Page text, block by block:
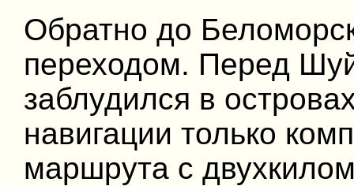
Обратно до
переходом. Перед
заблудился в
навигации только
маршрута с